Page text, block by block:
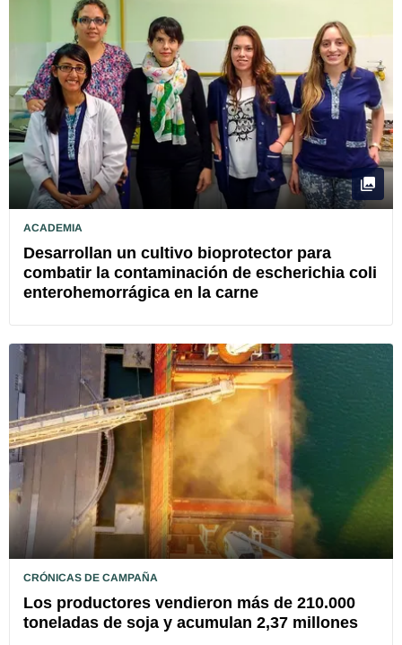
ACADEMIA
Desarrollan un cultivo bioprotector para
combatir la contaminación de escherichia coli
enterohemorrágica en la carne
CRÓNICAS DE CAMPAÑA
Los productores vendieron más de 210.000
toneladas de soja y acumulan 2,37 millones